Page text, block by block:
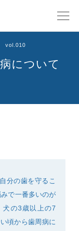
vol.010
について
分の歯を守るこ
で一番多いのが
犬の3歳以上の7
頃から歯周病に